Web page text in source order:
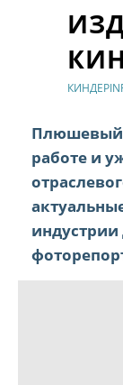
Плюшевый
работе и
индустрии